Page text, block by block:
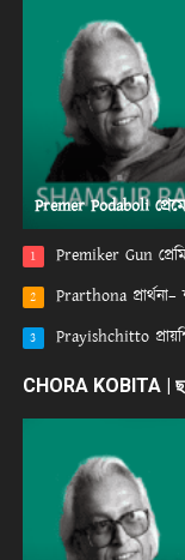
Premer Podaboli
1 Premiker Gun
2 Prarthona
3 Prayishchitto
CHORA KOBITA |